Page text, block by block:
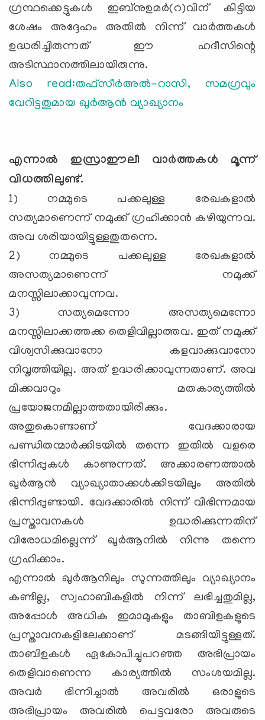
ഗ്രന്ഥക്കെട്ടുകള്‍ ഇബ്‌നുഉമര്‍(റ)വിന് കിട്ടിയ
ശേഷം അദ്ദേഹം അതില്‍ നിന്ന് വാര്‍ത്തകള്‍
ഉദ്ധരിച്ചിരുന്നത് ഈ ഹദീസിന്റെ
അടിസ്ഥാനത്തിലായിരുന്നു.
Also read:തഫ്സീർഅൽ-റാസി, സമഗ്രവും
വേറിട്ടതുമായ ഖുര്‍ആന്‍ വ്യാഖ്യാനം
എന്നാല്‍ ഇസ്രാഈലീ വാര്‍ത്തകള്‍ മൂന്ന്
വിധത്തിലുണ്ട്.
1) നമ്മുടെ പക്കലുള്ള രേഖകളാല്‍
സത്യമാണെന്ന് നമുക്ക് ഗ്രഹിക്കാന്‍ കഴിയുന്നവ.
അവ ശരിയായിട്ടുള്ളതുതന്നെ.
2) നമ്മുടെ പക്കലുള്ള രേഖകളാല്‍
അസത്യമാണെന്ന് നമുക്ക്
മനസ്സിലാക്കാവുന്നവ.
3) സത്യമെന്നോ അസത്യമെന്നോ
മനസ്സിലാക്കത്തക്ക തെളിവില്ലാത്തവ. ഇത് നമുക്ക്
വിശ്വസിക്കുവാനോ കളവാക്കുവാനോ
നിവൃത്തിയില്ല. അത് ഉദ്ധരിക്കാവുന്നതാണ്. അവ
മിക്കവാറും മതകാര്യത്തില്‍
പ്രയോജനമില്ലാത്തതായിരിക്കും.
അതുകൊണ്ടാണ് വേദക്കാരായ
പണ്ഡിതന്മാര്‍ക്കിടയില്‍ തന്നെ ഇതില്‍ വളരെ
ഭിന്നിപ്പുകള്‍ കാണുന്നത്. അക്കാരണത്താല്‍
ഖുര്‍ആന്‍ വ്യാഖ്യാതാക്കള്‍ക്കിടയിലും അതില്‍
ഭിന്നിപ്പുണ്ടായി. വേദക്കാരില്‍ നിന്ന് വിഭിന്നമായ
പ്രസ്താവനകള്‍ ഉദ്ധരിക്കുന്നതിന്
വിരോധമില്ലെന്ന് ഖുര്‍ആനില്‍ നിന്നു തന്നെ
ഗ്രഹിക്കാം.
എന്നാല്‍ ഖുര്‍ആനിലും സുന്നത്തിലും വ്യാഖ്യാനം
കണ്ടില്ല, സ്വഹാബികളില്‍ നിന്ന് ലഭിച്ചതുമില്ല,
അപ്പോള്‍ അധിക ഇമാമുകളും താബിഉകളുടെ
പ്രസ്താവനകളിലേക്കാണ് മടങ്ങിയിട്ടുള്ളത്.
താബിഉകള്‍ ഏകോപിച്ചുപറഞ്ഞ അഭിപ്രായം
തെളിവാണെന്ന കാര്യത്തില്‍ സംശയമില്ല.
അവര്‍ ഭിന്നിച്ചാല്‍ അവരില്‍ ഒരാളുടെ
അഭിപ്രായം അവരില്‍ പെട്ടവരോ അവരുടെ